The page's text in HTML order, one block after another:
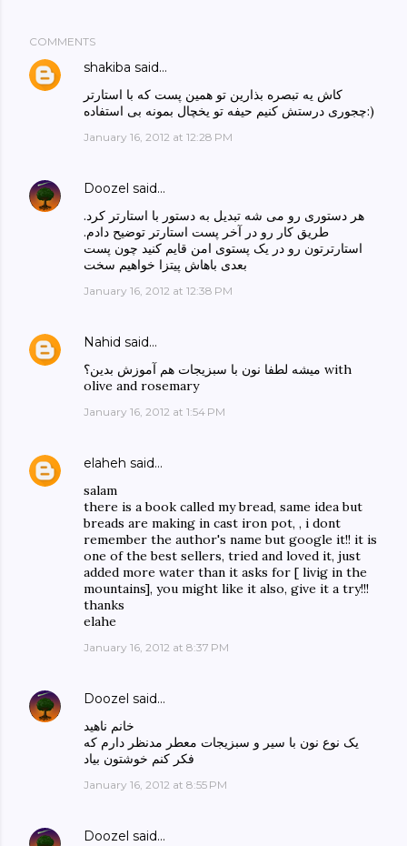
COMMENTS
shakiba said…
کاش یه تبصره بذارین تو همین پست که با استارتر
چجوری درستش کنیم حیفه تو یخچال بمونه بی استفاده:)
January 16, 2012 at 12:28 PM
Doozel said…
هر دستوری رو می شه تبدیل به دستور با استارتر کرد.
طریق کار رو در آخر پست استارتر توضیح دادم.
استارترتون رو در یک پستوی امن قایم کنید چون پست
بعدی باهاش پیتزا خواهیم سخت
January 16, 2012 at 12:38 PM
Nahid said…
میشه لطفا نون با سبزیجات هم آموزش بدین؟ with
olive and rosemary
January 16, 2012 at 1:54 PM
elaheh said…
salam
there is a book called my bread, same idea but
breads are making in cast iron pot, , i dont
remember the author's name but google it!! it is
one of the best sellers, tried and loved it, just
added more water than it asks for [ livig in the
mountains], you might like it also, give it a try!!!
thanks
elahe
January 16, 2012 at 8:37 PM
Doozel said…
خانم ناهید
یک نوع نون با سیر و سبزیجات معطر مدنظر دارم که
فکر کنم خوشتون بیاد
January 16, 2012 at 8:55 PM
Doozel said…